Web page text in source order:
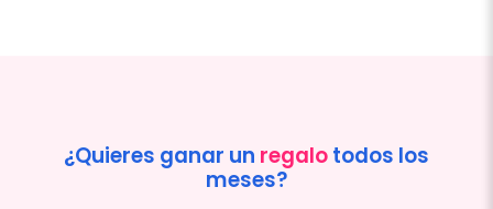
¿Quieres ganar un regalotodos los
meses?